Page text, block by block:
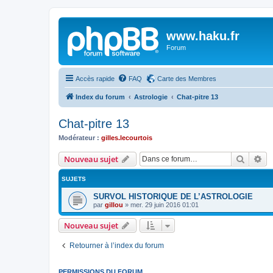
www.haku.fr
Forum
Accès rapide FAQ Carte des Membres
Index du forum Astrologie Chat-pitre 13
Chat-pitre 13
Modérateur : gilles.lecourtois
Nouveau sujet
SUJETS
SURVOL HISTORIQUE DE L’ASTROLOGIE
par gillou » mer. 29 juin 2016 01:01
Nouveau sujet
Retourner à l’index du forum